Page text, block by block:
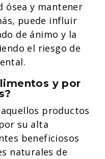
ósea y mantener
puede influir
de ánimo y la
el riesgo de
y por
productos
su alta
beneficiosos
naturales de